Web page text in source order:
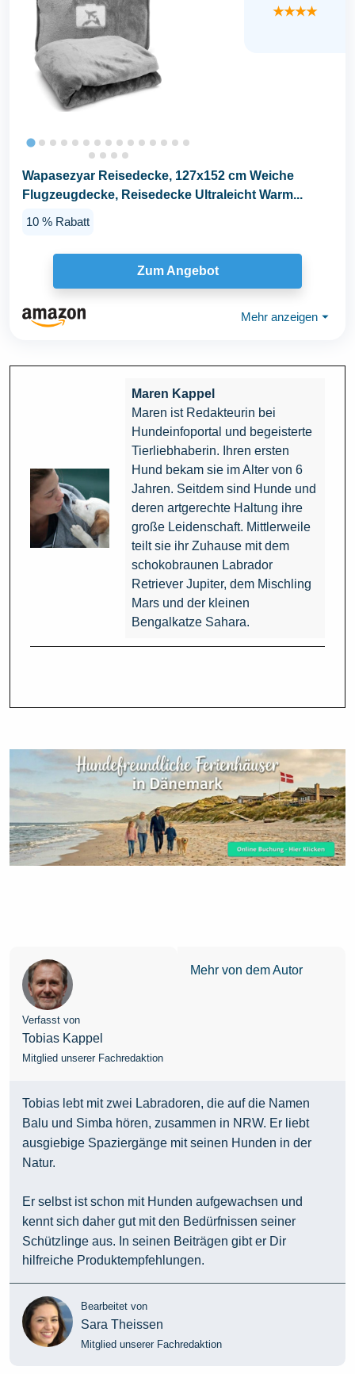
★★★★
Wapasezyar Reisedecke, 127x152 cm Weiche
Flugzeugdecke, Reisedecke Ultraleicht Warm...
10 % Rabatt
Zum Angebot
Mehr anzeigen ⏷
Maren Kappel
Maren ist Redakteurin bei
Hundeinfoportal und begeisterte
Tierliebhaberin. Ihren ersten
Hund bekam sie im Alter von 6
Jahren. Seitdem sind Hunde und
deren artgerechte Haltung ihre
große Leidenschaft. Mittlerweile
teilt sie ihr Zuhause mit dem
schokobraunen Labrador
Retriever Jupiter, dem Mischling
Mars und der kleinen
Bengalkatze Sahara.
Verfasst von
Tobias Kappel
Mitglied unserer Fachredaktion
Mehr von dem Autor
Tobias lebt mit zwei Labradoren, die auf die Namen
Balu und Simba hören, zusammen in NRW. Er liebt
ausgiebige Spaziergänge mit seinen Hunden in der
Natur.
Er selbst ist schon mit Hunden aufgewachsen und
kennt sich daher gut mit den Bedürfnissen seiner
Schützlinge aus. In seinen Beiträgen gibt er Dir
hilfreiche Produktempfehlungen.
Bearbeitet von
Sara Theissen
Mitglied unserer Fachredaktion